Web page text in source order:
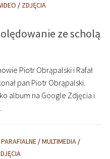
/ ZDJĘCIA
ze scholą
Piotr Obrąpalski i Rafał
pan Piotr Obrąpalski.
album na Google Zdjęcia i
/MULTIMEDIA /